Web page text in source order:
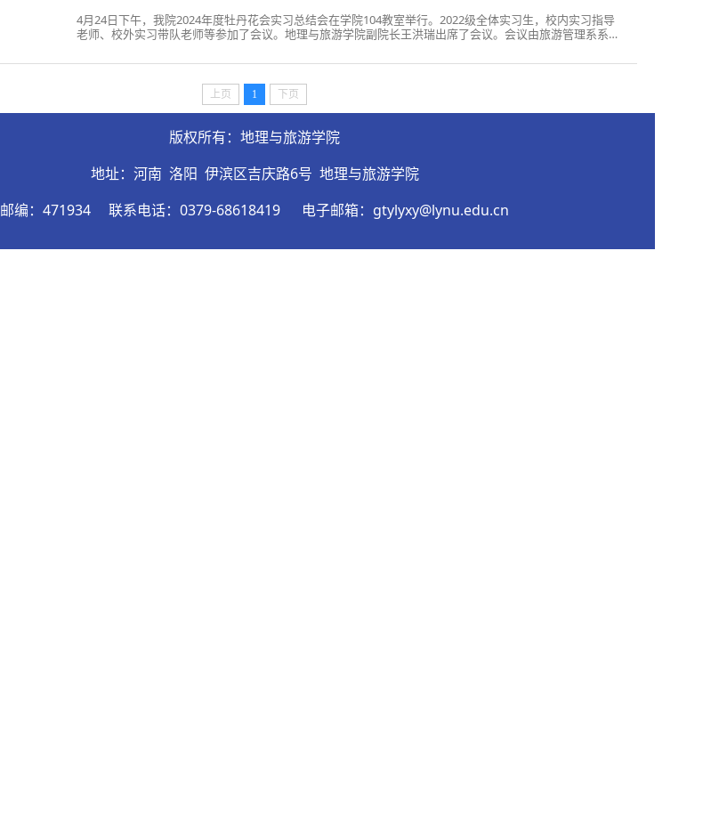
4月24日下午，我院2024年度牡丹花会实习总结会在学院104教室举行。2022级全体实习生，校内实习指导
老师、校外实习带队老师等参加了会议。地理与旅游学院副院长王洪瑞出席了会议。会议由旅游管理系系主
月8日到21日，2022级旅游管理和酒店管理专业的82名同学，在龙门石窟、龙门海洋馆、白马寺、神州牡丹
上页 1 下页
版权所有：地理与旅游学院
地址：河南 洛阳 伊滨区吉庆路6号 地理与旅游学院
邮编：471934
联系电话：0379-68618419 电子邮箱：gtylyxy@lynu.edu.cn